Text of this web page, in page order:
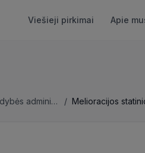
Viešieji pirkimai Apie
Rietavo savivaldybės administracija /